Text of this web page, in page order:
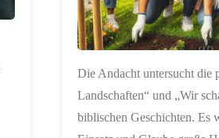
Die Andacht untersucht die
Landschaften“ und „Wir
biblischen Geschichten. Es